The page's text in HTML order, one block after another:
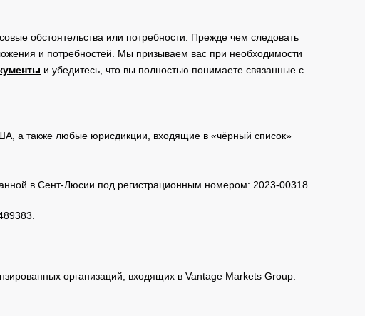
обстоятельства или потребности. Прежде чем следовать
и потребностей. Мы призываем вас при необходимости
и убедитесь, что вы полностью понимаете связанные с
а также любые юрисдикции, входящие в «чёрный список»
в Сент-Люсии под регистрационным номером: 2023-00318.
организаций, входящих в Vantage Markets Group.